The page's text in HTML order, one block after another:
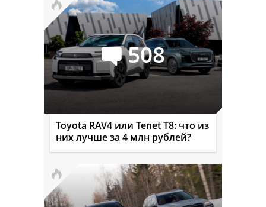
508
Toyota RAV4 или Tenet T8: что из
них лучше за 4 млн рублей?